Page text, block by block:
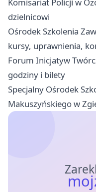
Komisariat Policji w
dzielnicowi
Ośrodek Szkolenia
kursy, uprawnienia,
Forum Inicjatyw
godziny i bilety
Specjalny Ośrodek
Makuszyńskiego w